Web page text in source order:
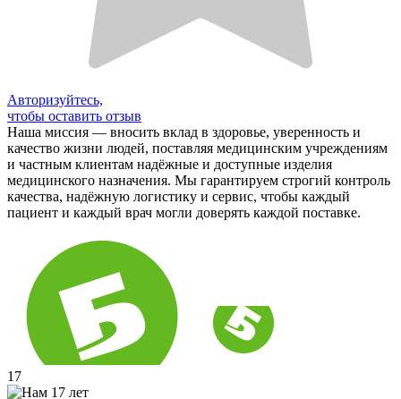
Авторизуйтесь,
чтобы оставить отзыв
Наша миссия — вносить вклад в здоровье, уверенность и
качество жизни людей, поставляя медицинским учреждениям
и частным клиентам надёжные и доступные изделия
медицинского назначения. Мы гарантируем строгий контроль
качества, надёжную логистику и сервис, чтобы каждый
пациент и каждый врач могли доверять каждой поставке.
17